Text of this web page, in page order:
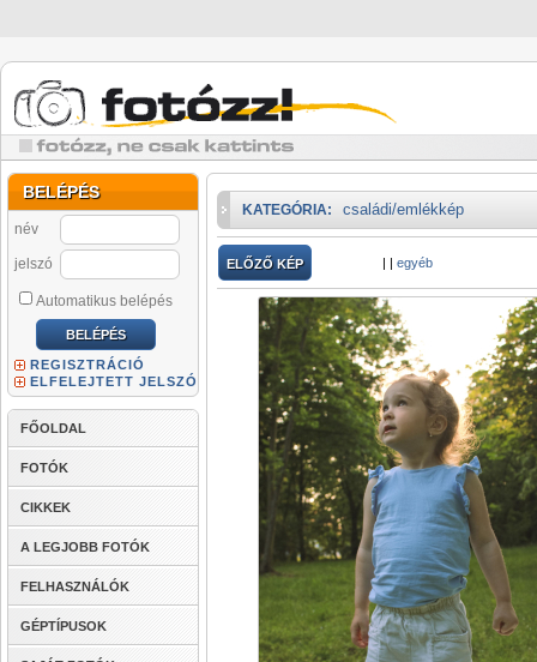
BELÉPÉS
név
jelszó
Automatikus belépés
REGISZTRÁCIÓ
ELFELEJTETT JELSZÓ
FŐOLDAL
FOTÓK
CIKKEK
A LEGJOBB FOTÓK
FELHASZNÁLÓK
GÉPTÍPUSOK
KATEGÓRIA: családi/emlékkép
ELŐZŐ KÉP | | egyéb